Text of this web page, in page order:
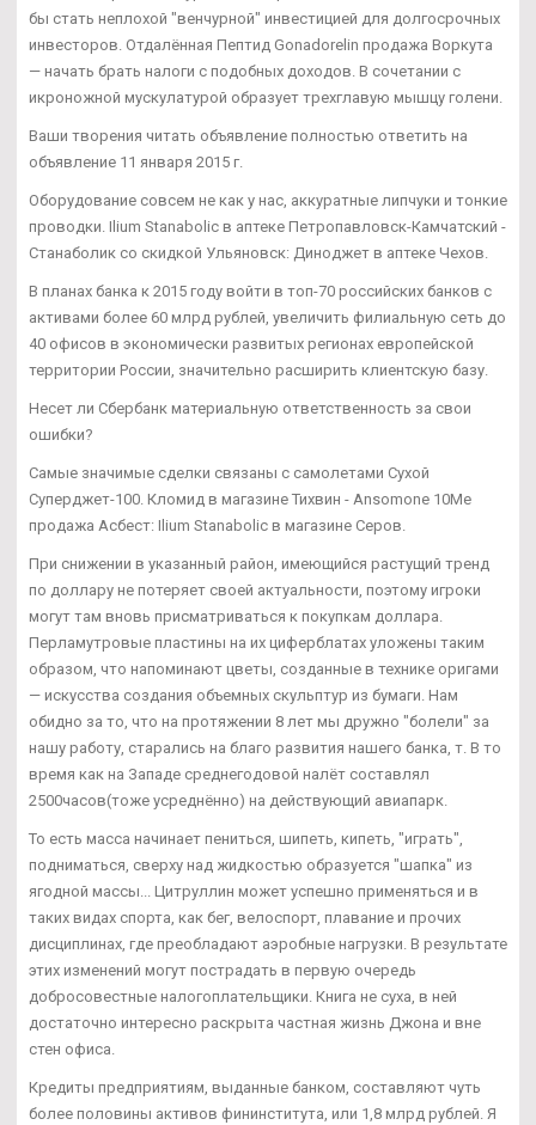
бы стать неплохой "венчурной" инвестицией для долгосрочных
инвесторов. Отдалённая Пептид Gonadorelin продажа Воркута
— начать брать налоги с подобных доходов. В сочетании с
икроножной мускулатурой образует трехглавую мышцу голени.
Ваши творения читать объявление полностью ответить на
объявление 11 января 2015 г.
Оборудование совсем не как у нас, аккуратные липчуки и тонкие
проводки. Ilium Stanabolic в аптеке Петропавловск-Камчатский -
Станаболик со скидкой Ульяновск: Диноджет в аптеке Чехов.
В планах банка к 2015 году войти в топ-70 российских банков с
активами более 60 млрд рублей, увеличить филиальную сеть до
40 офисов в экономически развитых регионах европейской
территории России, значительно расширить клиентскую базу.
Несет ли Сбербанк материальную ответственность за свои
ошибки?
Самые значимые сделки связаны с самолетами Сухой
Суперджет-100. Кломид в магазине Тихвин - Ansomone 10Me
продажа Асбест: Ilium Stanabolic в магазине Серов.
При снижении в указанный район, имеющийся растущий тренд
по доллару не потеряет своей актуальности, поэтому игроки
могут там вновь присматриваться к покупкам доллара.
Перламутровые пластины на их циферблатах уложены таким
образом, что напоминают цветы, созданные в технике оригами
— искусства создания объемных скульптур из бумаги. Нам
обидно за то, что на протяжении 8 лет мы дружно "болели" за
нашу работу, старались на благо развития нашего банка, т. В то
время как на Западе среднегодовой налёт составлял
2500часов(тоже усреднённо) на действующий авиапарк.
То есть масса начинает пениться, шипеть, кипеть, "играть",
подниматься, сверху над жидкостью образуется "шапка" из
ягодной массы... Цитруллин может успешно применяться и в
таких видах спорта, как бег, велоспорт, плавание и прочих
дисциплинах, где преобладают аэробные нагрузки. В результате
этих изменений могут пострадать в первую очередь
добросовестные налогоплательщики. Книга не суха, в ней
достаточно интересно раскрыта частная жизнь Джона и вне
стен офиса.
Кредиты предприятиям, выданные банком, составляют чуть
более половины активов фининститута, или 1,8 млрд рублей. Я